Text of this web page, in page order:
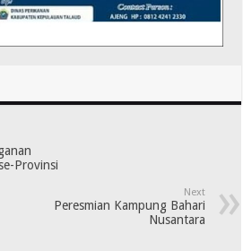
Provinsi
Next
Peresmian Kampung Bahari
Nusantara